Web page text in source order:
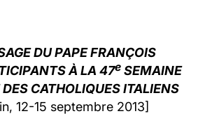
中文
LATINE
DU PAPE FRANÇOIS
À LA 47e SEMAINE
CATHOLIQUES ITALIENS
12-15 septembre 2013]